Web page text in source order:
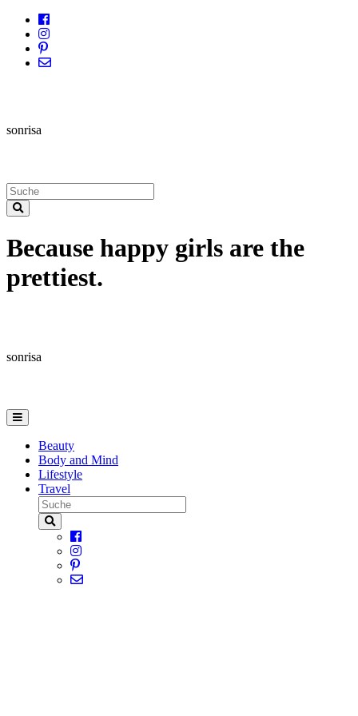
sonrisa
Because happy girls are the
prettiest.
sonrisa
Beauty
Body and Mind
Lifestyle
Travel